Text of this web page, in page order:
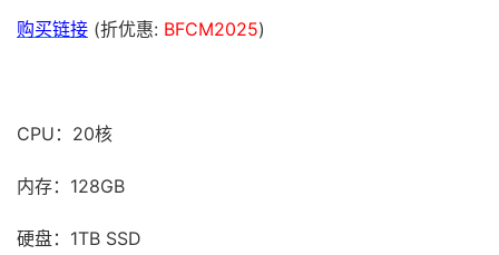
购买链接 (折优惠: BFCM2025)
CPU：20核
内存：128GB
硬盘：1TB SSD